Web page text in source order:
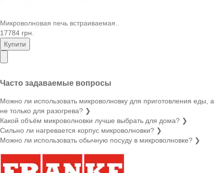
Микроволновая печь встраиваемая..
17784 грн.
Купити
Часто задаваемые вопросы
Можно ли использовать микроволновку для приготовления еды, а
не только для разогрева? ❯
Какой объём микроволновки лучше выбрать для дома? ❯
Сильно ли нагревается корпус микроволновки? ❯
Можно ли использовать обычную посуду в микроволновке? ❯